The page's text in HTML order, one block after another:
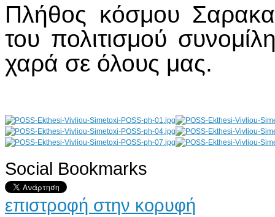
Πλήθος κόσμου
του πολιτισμού
χαρά σε όλους μας.
AdmirorGallery 4.5.0, author/s Vasiljevski& Kekeljevic
Social Bookmarks
επιστροφή στην κορυφή